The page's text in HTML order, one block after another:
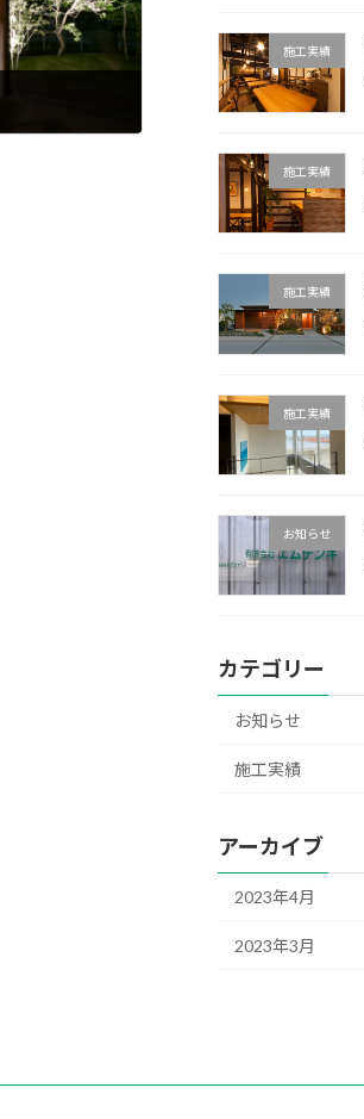
施工実績
施工実績
施工実績
施工実績
お知らせ
カテゴリー
お知らせ
施工実績
アーカイブ
2023年4月
2023年3月